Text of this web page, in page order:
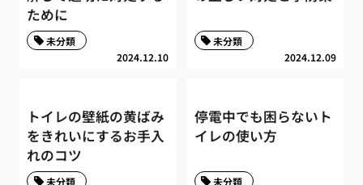
ために
2024.12.10
未分類
2024.12.09
未分類
トイレの壁紙の黄ばみ
をきれいにするお手入
れのコツ
未分類
停電中でも困らないト
イレの使い方
未分類